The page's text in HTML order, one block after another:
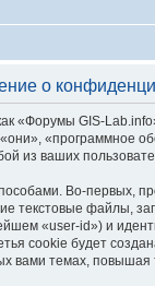
о
«Форумы GIS-
«программное
из ваших
Во-первых,
текстовые файлы,
«user-id») и
cookie будет
вами темах,